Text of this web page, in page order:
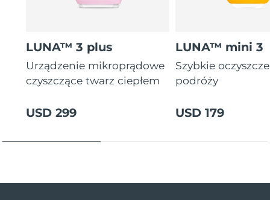
LUNA™ 3 plus
Urządzenie mikroprądowe
czyszczące twarz ciepłem
USD 299
LUNA™ mini 3
Szybkie
podróży
USD 179